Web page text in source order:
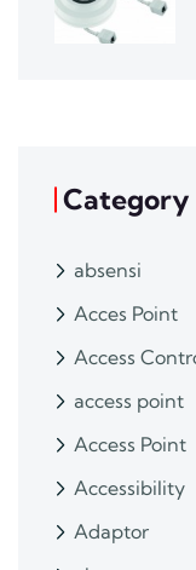
Category
absensi
Acces Point
Access
access point
Access Point
Accessibility
Adaptor